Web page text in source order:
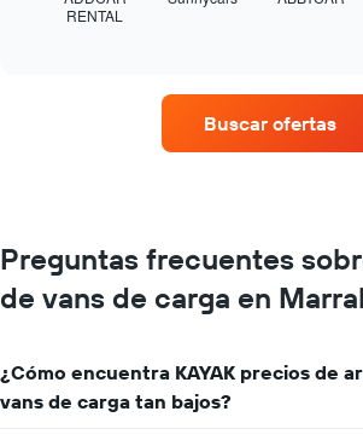
gráfico
muestra
X
que
indica
las
RENTAL
Buscar ofertas
Preguntas frecuentes
de vans de carga en
¿Cómo encuentra KAYAK precios de
vans de carga tan bajos?